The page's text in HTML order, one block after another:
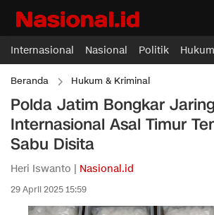
Internasional Nasional Politik
Beranda Hukum & Kriminal
Polda Jatim Bongkar
Internasional Asal Timur
Sabu Disita
Heri Iswanto | Nasional.id
29 April 2025 15:59